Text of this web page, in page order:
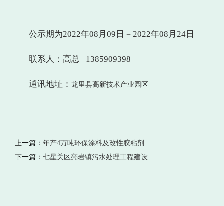
公示期为2022年08月09日－2022年08月24日
联系人：高总 1385909398
通讯地址： 龙里县高新技术产业园区
上一篇： 年产4万吨环保涂料及改性胶粘剂...
下一篇： 七星关区亮岩镇污水处理工程建设...